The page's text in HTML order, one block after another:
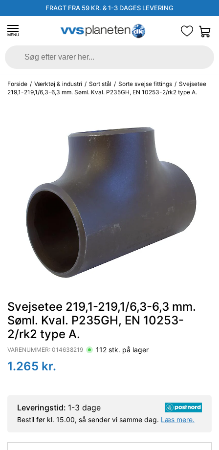
FRAGT FRA 59 KR. & 1-3 DAGES LEVERING
MENU
Forside / Værktøj & industri / Sort stål / Sorte svejse fittings / Svejsetee
219,1-219,1/6,3-6,3 mm. Søml. Kval. P235GH, EN 10253-2/rk2 type A.
Svejsetee 219,1-219,1/6,3-6,3 mm.
Søml. Kval. P235GH, EN 10253-
2/rk2 type A.
VARENUMMER: 014638219 112 stk. på lager
1.265 kr.
Leveringstid: 1-3 dage
Bestil før kl. 15.00, så sender vi samme dag. Læs mere.